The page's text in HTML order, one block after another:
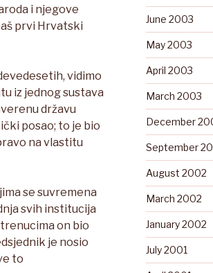
i njegove
prvi Hrvatski
vidimo
iz jednog sustava
državu
posao; to je bio
na vlastitu
se suvremena
svih institucija
on bio
je nosio
to
June 2003
May 2003
April 2003
March 2003
December
September
August 2002
March 2002
January 2002
July 2001